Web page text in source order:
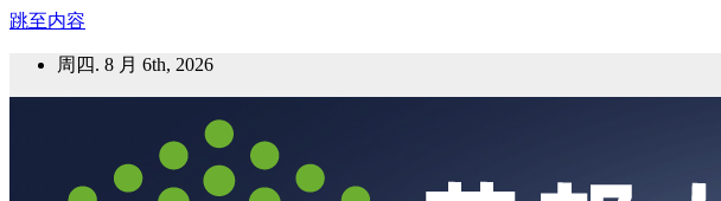
跳至内容
周四. 8 月 6th, 2026